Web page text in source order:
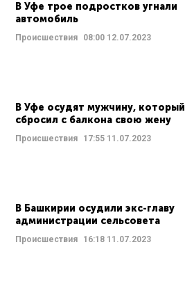
В Уфе трое подростков угнали
автомобиль
Происшествия 08:00 12.07.2023
В Уфе осудят мужчину, который
сбросил с балкона свою жену
Происшествия 17:55 11.07.2023
В Башкирии осудили экс-главу
администрации сельсовета
Происшествия 16:18 11.07.2023